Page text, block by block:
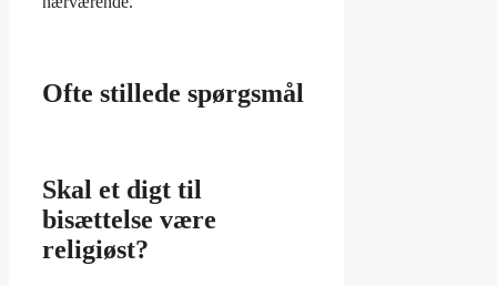
Ofte stillede spørgsmål
Skal et digt til
bisættelse være
religiøst?